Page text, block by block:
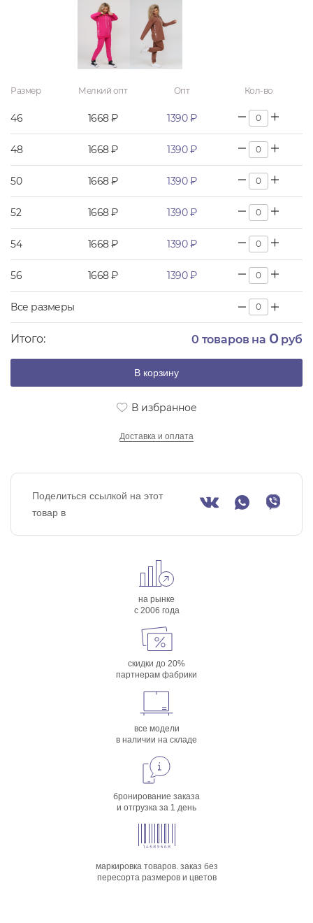
Размер Мелкий опт Опт Кол-во
46 1668 ₽ 1390 ₽
48 1668 ₽ 1390 ₽
50 1668 ₽ 1390 ₽
52 1668 ₽ 1390 ₽
54 1668 ₽ 1390 ₽
56 1668 ₽ 1390 ₽
Все размеры
Итого: 0 товаров на 0руб
В корзину
В избранное
Доставка и оплата
Поделиться ссылкой на этот
товар в
на рынке
с 2006 года
скидки до 20%
партнерам фабрики
все модели
в наличии на складе
бронирование заказа
и отгрузка за 1 день
маркировка товаров. заказ без
пересорта размеров и цветов